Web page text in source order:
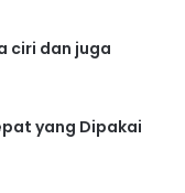
ciri dan juga
yang Dipakai